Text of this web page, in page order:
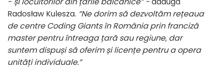
Radosław Kulesza. “Ne dorim să dezvoltăm rețeaua
de centre Coding Giants în România prin franciză
master pentru întreaga țară sau regiune, dar
suntem dispuși să oferim și licențe pentru a opera
unități individuale.”